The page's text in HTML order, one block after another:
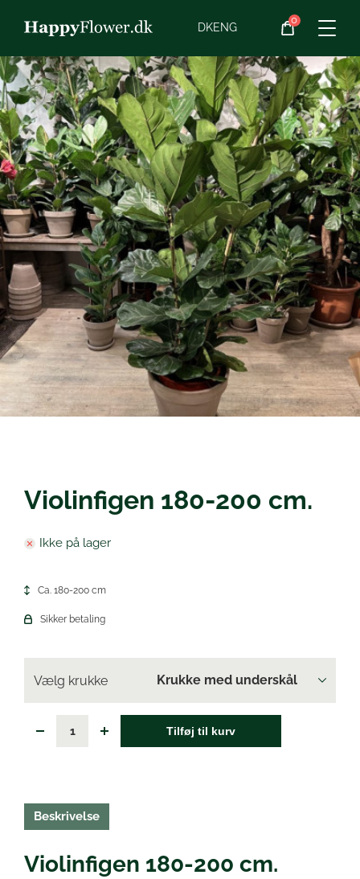
Blomster
Blomster­abonnement
Begravelse
Planter
Gaveideer
Chokolade
Vin
Øl
DKENG
0
Violinfigen 180-200 cm.
Ikke på lager
Ca. 180-200 cm
Sikker betaling
Vælg krukke
Tilføj til kurv
Beskrivelse
Violinfigen 180-200 cm.